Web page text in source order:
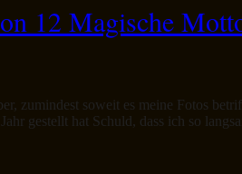
12 Magische
zumindest soweit es meine Fotos
gestellt hat Schuld, dass ich so